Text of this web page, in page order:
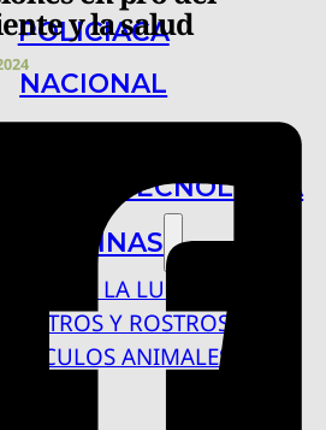
POLICIACA
NACIONAL
Y TECNOLOGÍA
COLUMNAS
BAJO LA LUPA
RASTROS Y ROSTROS
VÍNCULOS ANIMALES
y la salud